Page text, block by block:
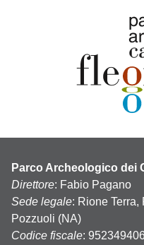
Parco Archeologico dei
Direttore: Fabio Pagano
Sede legale: Rione
Pozzuoli (NA)
Codice fiscale: